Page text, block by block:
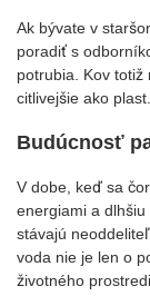
Ak bývate v
poradiť s
potrubia. Kov
citlivejšie ako plast.
Budúcnosť
V dobe, keď sa
energiami a
stávajú
voda nie je len o
životného